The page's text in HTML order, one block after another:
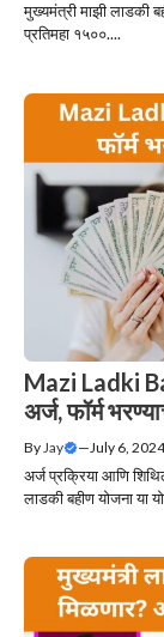
मुख्यमंत्री माझी लाडकी
प्रतिमहा १५००....
Mazi Ladki
अर्ज, फॉर्म
By Jay — July 6, 2024
अर्ज प्रक्रिया आणि
लाडकी बहीण योजना या